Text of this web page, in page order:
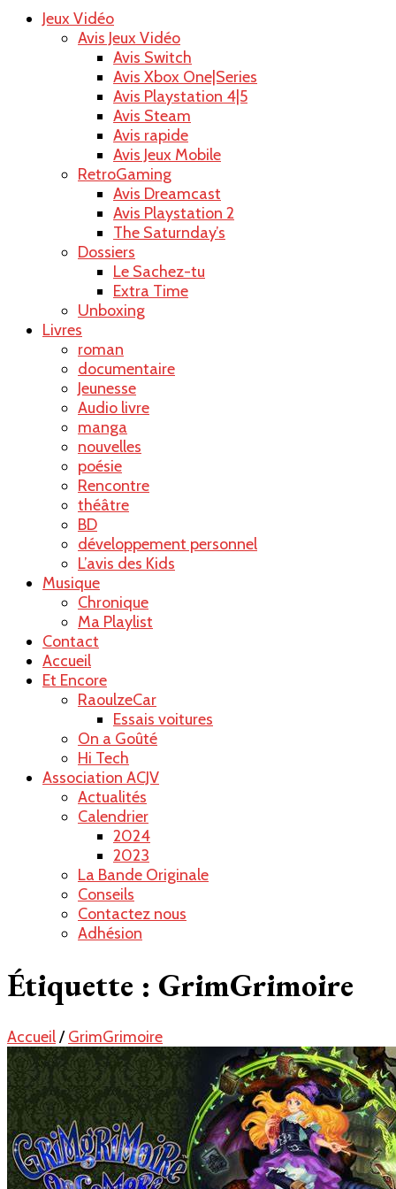
Raoul le
blog
Jeux Vidéo
Avis Jeux Vidéo
Avis Switch
Avis Xbox One|Series
Avis Playstation 4|5
Avis Steam
Avis rapide
Avis Jeux Mobile
RetroGaming
Avis Dreamcast
Avis Playstation 2
The Saturnday’s
Dossiers
Le Sachez-tu
Extra Time
Unboxing
Livres
roman
documentaire
Jeunesse
Audio livre
manga
nouvelles
poésie
Rencontre
théâtre
BD
développement personnel
L’avis des Kids
Musique
Chronique
Ma Playlist
Contact
Accueil
Et Encore
RaoulzeCar
Essais voitures
On a Goûté
Hi Tech
Association ACJV
Actualités
Calendrier
2024
2023
La Bande Originale
Conseils
Contactez nous
Adhésion
Étiquette : GrimGrimoire
Accueil/ GrimGrimoire